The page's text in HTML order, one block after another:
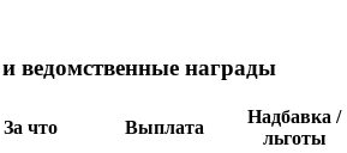
ведомственные награды
За что Выплата
Надбавка /
льготы